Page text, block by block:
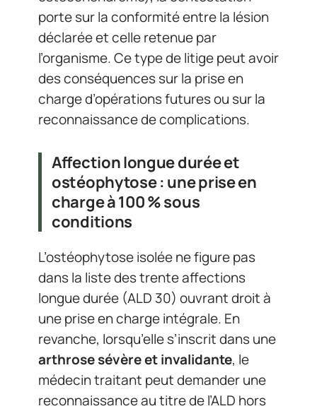
porte sur la conformité entre la lésion
déclarée et celle retenue par
l’organisme. Ce type de litige peut avoir
des conséquences sur la prise en
charge d’opérations futures ou sur la
reconnaissance de complications.
Affection longue durée et
ostéophytose : une prise en
charge à 100 % sous
conditions
L’ostéophytose isolée ne figure pas
dans la liste des trente affections
longue durée (ALD 30) ouvrant droit à
une prise en charge intégrale. En
revanche, lorsqu’elle s’inscrit dans une
arthrose sévère et invalidante, le
médecin traitant peut demander une
reconnaissance au titre de l’ALD hors